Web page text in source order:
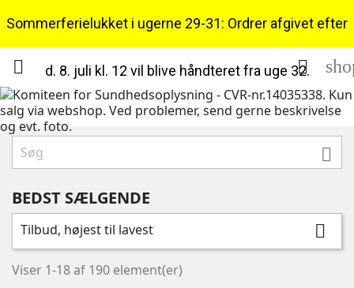
Sommerferielukket i ugerne 29-31: Ordrer afgivet efter
d. 8. juli kl. 12 vil blive håndteret fra uge 32.
 

BEDST SÆLGENDE
Tilbud, højest til lavest 
Viser 1-18 af 190 element(er)